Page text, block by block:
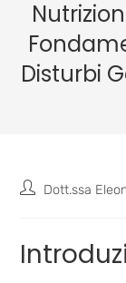
Disturbi
Dott.ssa